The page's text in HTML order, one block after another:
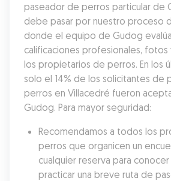
paseador de perros particular de
debe pasar por nuestro proceso
donde el equipo de Gudog
calificaciones profesionales,
los propietarios de perros. En los
solo el 14% de los solicitantes de
perros en Villacedré fueron
Gudog. Para mayor seguridad:
Recomendamos a todos los
perros que organicen un
cualquier reserva para
practicar una breve ruta de